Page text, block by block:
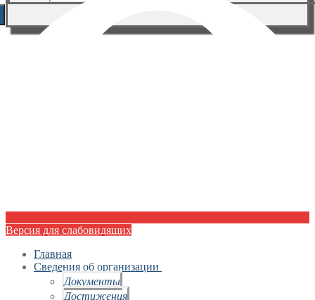
Версия для слабовидящих
Главная
Сведения об организации
Документы
Достижения